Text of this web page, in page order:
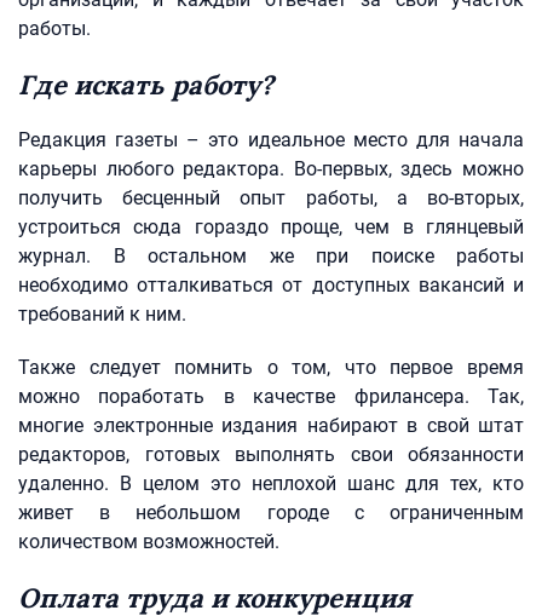
работы.
Где искать работу?
Редакция газеты – это идеальное место для начала
карьеры любого редактора. Во-первых, здесь можно
получить бесценный опыт работы, а во-вторых,
устроиться сюда гораздо проще, чем в глянцевый
журнал. В остальном же при поиске работы
необходимо отталкиваться от доступных вакансий и
требований к ним.
Также следует помнить о том, что первое время
можно поработать в качестве фрилансера. Так,
многие электронные издания набирают в свой штат
редакторов, готовых выполнять свои обязанности
удаленно. В целом это неплохой шанс для тех, кто
живет в небольшом городе с ограниченным
количеством возможностей.
Оплата труда и конкуренция